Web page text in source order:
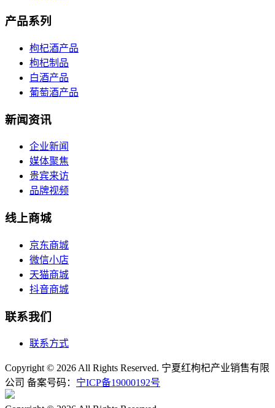
产品系列
枸杞酒产品
枸杞制品
白酒产品
葡萄酒产品
新闻资讯
企业新闻
媒体聚焦
贵宾来访
品牌视频
线上商城
京东商城
微信小店
天猫商城
抖音商城
联系我们
联系方式
Copyright © 2026 All Rights Reserved. 宁夏红枸杞产业销售有限
公司 备案号码： 宁ICP备19000192号